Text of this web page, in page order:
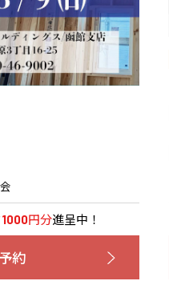
1000円分進呈中！
約
地の方でも
にお問合せください。
お気軽にご相談ください。